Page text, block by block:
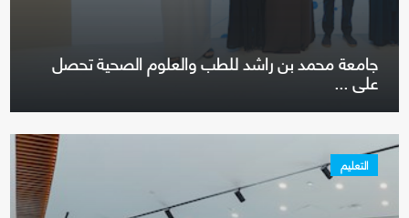
جامعة محمد بن راشد للطب والعلوم الصحية تحصل
على ...
التعليم